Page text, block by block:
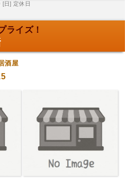
[日] 定休日
ライズ！
酒屋